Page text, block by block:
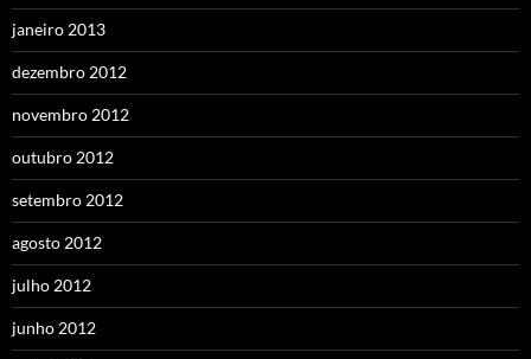
janeiro 2013
dezembro 2012
novembro 2012
outubro 2012
setembro 2012
agosto 2012
julho 2012
junho 2012